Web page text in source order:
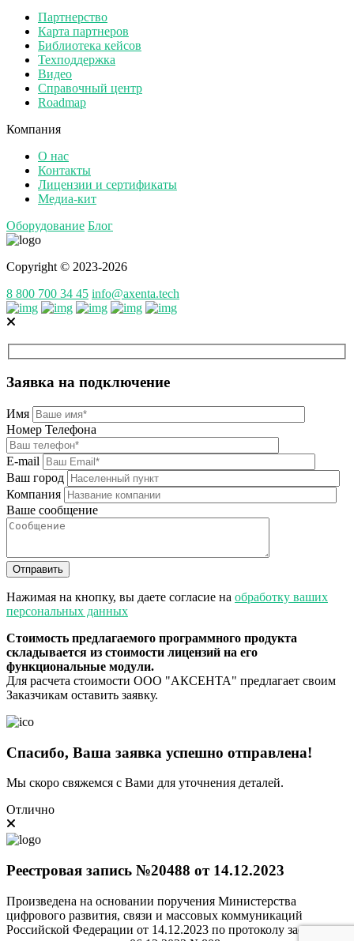
Партнерство
Карта партнеров
Библиотека кейсов
Техподдержка
Видео
Справочный центр
Roadmap
Компания
О нас
Контакты
Лицензии и сертификаты
Медиа-кит
Оборудование Блог
Copyright © 2023-2026
8 800 700 34 45 info@axenta.tech
Заявка на подключение
Имя
Номер Телефона
E-mail
Ваш город
Компания
Ваше сообщение
Нажимая на кнопку, вы даете согласие на обработку ваших
персональных данных
Стоимость предлагаемого программного продукта
складывается из стоимости лицензий на его
функциональные модули.
Для расчета стоимости ООО "АКСЕНТА" предлагает своим
Заказчикам оставить заявку.
Спасибо, Ваша заявка успешно отправлена!
Мы скоро свяжемся с Вами для уточнения деталей.
Отлично
Реестровая запись №20488 от 14.12.2023
Произведена на основании поручения Министерства
цифрового развития, связи и массовых коммуникаций
Российской Федерации от 14.12.2023 по протоколу заседания